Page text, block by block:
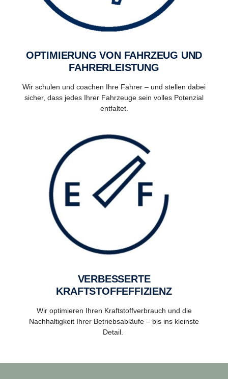
OPTIMIERUNG VON FAHRZEUG UND
FAHRERLEISTUNG
Wir schulen und coachen Ihre Fahrer – und stellen dabei
sicher, dass jedes Ihrer Fahrzeuge sein volles Potenzial
entfaltet.
VERBESSERTE
KRAFTSTOFFEFFIZIENZ
Wir optimieren Ihren Kraftstoffverbrauch und die
Nachhaltigkeit Ihrer Betriebsabläufe – bis ins kleinste
Detail.